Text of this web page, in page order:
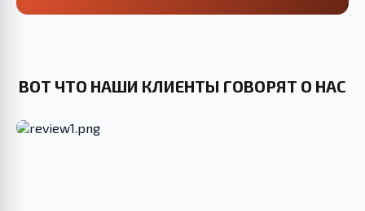
ВОТ ЧТО НАШИ КЛИЕНТЫ ГОВОРЯТ О НАС